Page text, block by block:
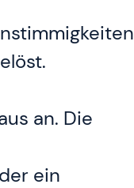
an. Die
ein